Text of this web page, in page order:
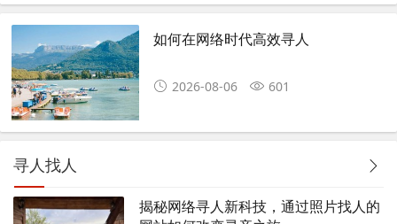
如何在网络时代高效寻人
2026-08-06 601
寻人找人
揭秘网络寻人新科技，通过照片找人的